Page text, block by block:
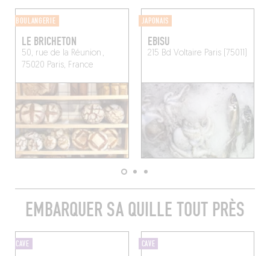
BOULANGERIE
LE BRICHETON
50, rue de la Réunion ,
75020 Paris, France
JAPONAIS
EBISU
215 Bd Voltaire Paris (75011)
EMBARQUER SA QUILLE TOUT PRÈS
CAVE CAVE